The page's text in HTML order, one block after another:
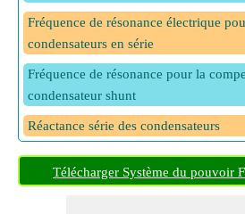
Fréquence de résonance électrique
condensateurs en série
Fréquence de résonance pour la
condensateur shunt
Réactance série des condensateurs
Télécharger Système du pouvoir